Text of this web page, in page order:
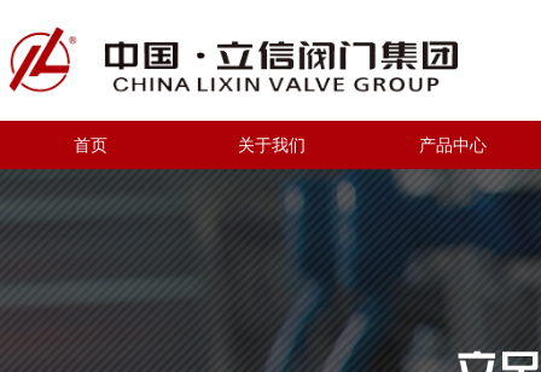
首页 关于我们 产品中心